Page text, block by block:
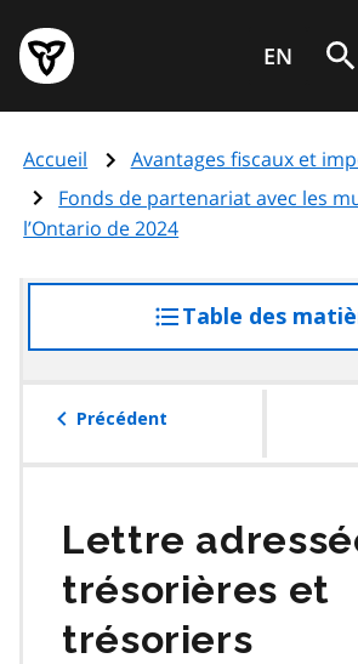
au
contenu
principal
Page
d'accueil
de
l'Ontario
EN
Accueil
Avantages fiscaux et
Fonds de partenariat avec les
l’Ontario de 2024
Table des
Précédent
Lettre
trésorières et
trésoriers